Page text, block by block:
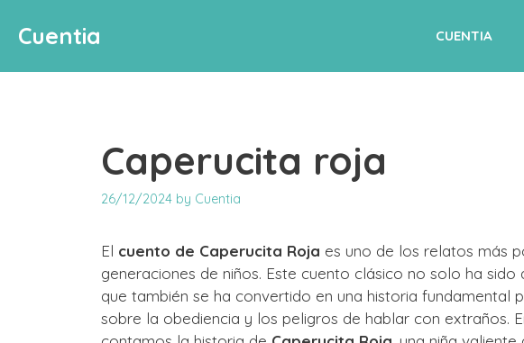
Cuentia CUENTIA
Caperucita roja
26/12/2024 by Cuentia
El cuento de Caperucita Roja es uno de los relatos más
generaciones de niños. Este cuento clásico no solo ha
que también se ha convertido en una historia fundamental
sobre la obediencia y los peligros de hablar con extraños.